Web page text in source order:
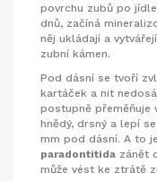
povrchu zubů po jídle
dnů, začíná
něj ukládají a
zubní kámen.
Pod dásní se tvoří
kartáček a nit
postupně přeměňuje
hnědý, drsný a lepí
mm pod dásní. A to
paradontitida zánět
může vést ke ztrátě